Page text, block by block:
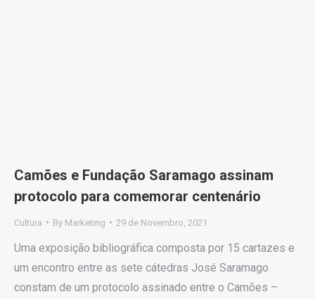
Camões e Fundação Saramago assinam
protocolo para comemorar centenário
Cultura By Marketing 29 de Novembro, 2021
Uma exposição bibliográfica composta por 15 cartazes e
um encontro entre as sete cátedras José Saramago
constam de um protocolo assinado entre o Camões –